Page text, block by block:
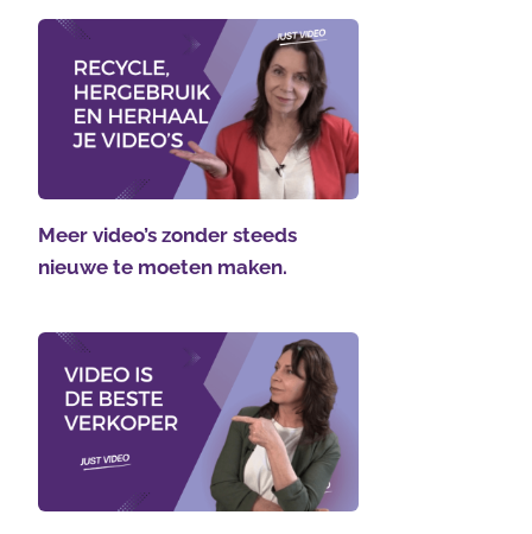
Meer video’s zonder steeds
nieuwe te moeten maken.